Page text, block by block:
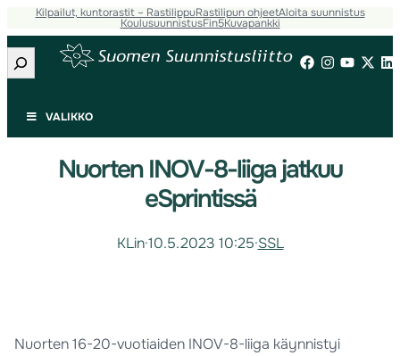
Kilpailut, kuntorastit – RastilippuRastilipun ohjeetAloita suunnistus
KoulusuunnistusFin5Kuvapankki
Etsi
VALIKKO
Nuorten INOV-8-liiga jatkuu
eSprintissä
KLin·10.5.2023 10:25·SSL
Nuorten 16-20-vuotiaiden INOV-8-liiga käynnistyi